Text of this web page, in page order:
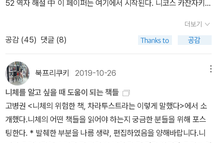
에따르면, 기독교에서 고통은 신성한 유형의 존재에 이르는 길이고,
십자가에못박힌 신은 생명을 향한 저주를 나타낸다. 반면, 디오니소
스에게는존재 자체가 엄청난 크기의 고통을 정당화할 만큼 충분히 신
성한 것이며, 갈가리 찢긴 디오니소스는 영원히새롭게 태어날 생명의
약속이다. 아마도 니체는 과거에 살았던 자신의 삶과 현재의 삶과 미
래의 그의 흔적 모두를 긍정하며Ecce Homo를 썼을 것이다. 그리고
이러한 자신의 모습을 사람들에게 제대로 이해하고있느냐고 묻는 것
같다.6. Reading Nietzsche with malice지금까지 이 친절하지 않
은 책을 선의를 갖고, 그러니까 도대체 저자가 하고자한 말이 무엇이
도망가는 선물을 고안해서, 격언, 시와 논증의 형식으로 사방에 뿌린
다. 그에 따르면 후원자와 동등해지겠다는 자극을 받은 모든 사람은
고상하게 될 수 있다. 여기서 언급되는 귀족은 역사적 형태의 귀족에
서 읽어낼 수 없다. 아마 예수라는 인물의 부드러운 바보스러움과 부
처의 주체적인 위생학을 제외한다면 인류의 역사에서 이제까지 진정
한 고상함은 없었다는 것이 니체의 결정적인 설정이다. 212-213p
고상하다는 것이 모욕당하지 않고 먼 목표를 겨냥하는 힘으로부터 유
래하는 행위나 사상을 위한 칭호가 되어야 한다면, 고상하다는 술어
는 이제 더 이상 전통을 가지고 방어될 수는 없다. 고상함은 미래를 향
년) 플라톤은 지루하다. 결국 플라톤에 대한 나의 불신은 깊은 곳에까
몸과 정신을 철저히 구분하려는 소크라테스식 이분법을 비판한 회원
정신’ 이분법은 상당히 오랫동안 서양철학의 기본 뼈대가 되었다. 이
분법은 또 다른 이분법을 낳는다. 이성, 정신, 영혼을 중시한 철학자들
은 남성이었다. 이것과 반대되는 감정, 몸, 욕망은 모두 여성에게만 해
당하는 개념으로 자리 잡혔다. 고전 독서를 즐기는 분들 대부분은 텍
스트를 눈으로 읽고, 그걸 머릿속에 입력한다. 고전 한 권을 다 읽으면
입에서 텍스트가 줄줄 나온다. 그들은 스스로 기뻐한다. ‘내가 어려운
an)의 《지금 이 순간, 나는 아프다》(개정판: 《태어났음의 불편함》)가
지기는 좋은 책을 알아볼 줄 아는 나의 안목과 다양한 분야의 책을 읽
는 나의 독서 편력을 대단하게 여기는데, 두 분의 독서 이력과 비교하
면 한참 멀었다. ‘직립보행’에 있는 책들 대부분은 부부 책방지기가 최
소 한 번은 읽었다. 그런데 나는 그런 책들을 사놓고도 조금이라도 읽
을 생각조차 하지 않는다. 부부 책방지기는 내가 구매했지만 안 읽은
책들에 대한 자신의 감상을 밝히는데, 나는 그게 ‘스포일러’라고 생각
하지 않는다. 오히려 내게 자극을 준다. 책을 적극적으로, 그리고 제대
로 읽게 만들도록 해준다.책방에서 망중한을 즐기는 중에 주문한 책
이 알라딘 서점에 도착했음을 알리는 메일이 왔다. 원래 카톡 메시지
다수의 학자들은 니체가 세상을 떠나기 직전까지(1888년 10월~12
티크리스트》, 《바그너의 경우》, 《이 사람을 보라》다.모파상은 20세
때부터 여자들과 함께 센 강에서 보트 놀이를 즐겼다. 아마도 여러 여
자를 만나면서부터 매독에 걸렸을 수 있다. 1877년에 모파상은 자신
이 매독에 걸렸다는 사실을 확인했다. 그 당시 매독은 ‘하늘이 내린
벌’이라고 불릴 정도로 치료하기 쉽지 않은 병이었다. 불치병에 걸린
사실에 충격을 받은 모파상은 한동안 우울증에 빠졌지만, 어떻게
든 매독 환자라는 사실을 숨기기 위해 사람들 앞에서 활발해 보이려
고 애썼다. 모파상의 발작과 착란 증세가 더욱 심해지자 1893년에 친
52 역자 해설 中 이 페이퍼는 여기에서 시작된다. 니코스 카잔자키스
로스(Homeros, BC 8세기 ?), 앙리 베르그송(Henri-Louis Bergs
on, 1859 ~ 1941), 프리드리히 니체(Friedrich Wilhelm Nietzsc
he, 1844 ~ 1900)가 <그리스인 조르바 Zorba the Greek>에서
어떤 식으로 표현되었을까. 이에 대한 이야기를 해보자. 조르바야말
로 내가 오랫동안 찾아다녔으나 만날 수 없었던 바로 그 사람이었다.
그는 살아 있는 가슴과 커다랗고 푸짐한 언어를 쏟아 내는 입과 위대
한 야성의 영혼을 가진 사나이, 아직 모태(母胎)인 대지에서 탯줄이
떨어지지 않은 사나이였다. _ 니코스 카잔차키스, <그리스인 조르바
>, p11 <그리스인 조르바>에서 화자인 '나'가 조르바에 대해 설명한
더보기
공감 (45) 댓글 (8)
북프리쿠키 2019-10-26
니체를 알고 싶을 때 도움이 되는 책들
고병권 <니체의 위험한 책, 차라투스트라는 이렇게 말했다>에서 소
개했다.니체의 어떤 책들을 읽어야 하는지 궁금한 분들을 위해 포스
팅한다. * 발췌한 부분을 나름 생략, 편집하였음을 양해바랍니다.니